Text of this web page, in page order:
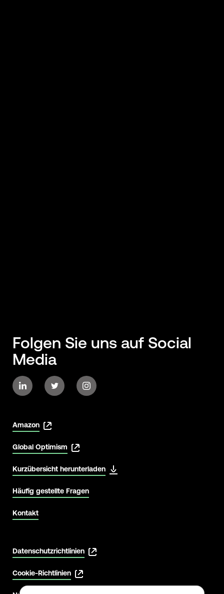
Folgen Sie uns auf Social
Media
Amazon
Global Optimism
Kurzübersicht herunterladen
Häufig gestellte Fragen
Kontakt
Datenschutzrichtlinien
Cookie-Richtlinien